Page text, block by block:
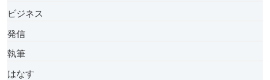
ビジネス
発信
執筆
はなす